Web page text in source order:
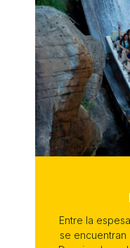
Entre la
se encuentran